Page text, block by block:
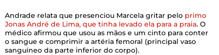
Andrade relata que presenciou Marcela gritar pelo primo
Jonas André de Lima, que tinha levado ela para a praia. O
médico afirmou que usou as mãos e um cinto para conter
o sangue e comprimir a artéria femoral (principal vaso
sanguíneo da parte inferior do corpo).